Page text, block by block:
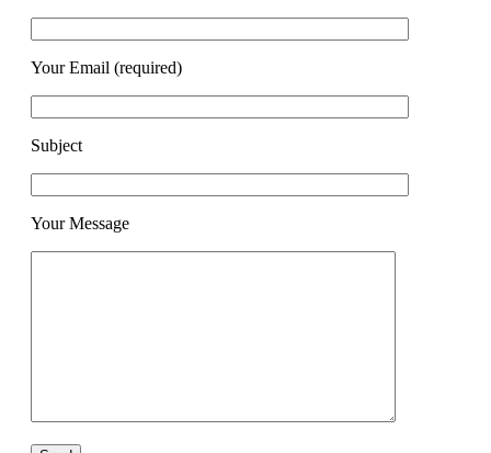
Your Email (required)
Subject
Your Message